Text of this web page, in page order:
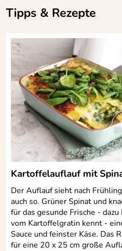
Geeignet für
Induktion:
Nein
inkl.
Tipps & Rezepte
Kartoffelauflauf mit
Der Auflauf sieht nach
auch so. Grüner Spinat und
für das gesunde Frische -
vom Kartoffelgratin kennt -
Sauce und feinster Käse. Das
für eine 20 x 25 cm große